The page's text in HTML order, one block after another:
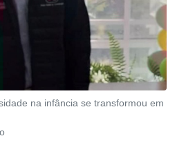
na infância se transformou em